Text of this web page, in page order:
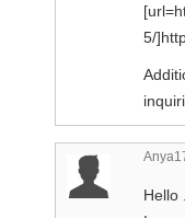
5/
Hello